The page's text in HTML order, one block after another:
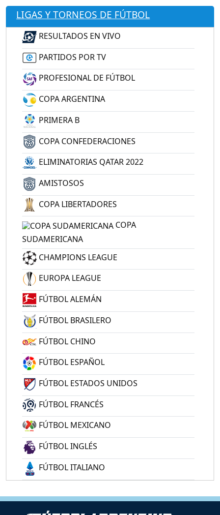
LIGAS Y TORNEOS DE FÚTBOL
RESULTADOS EN VIVO
PARTIDOS POR TV
PROFESIONAL DE FÚTBOL
COPA ARGENTINA
PRIMERA B
COPA CONFEDERACIONES
ELIMINATORIAS QATAR 2022
AMISTOSOS
COPA LIBERTADORES
COPA
SUDAMERICANA
CHAMPIONS LEAGUE
EUROPA LEAGUE
FÚTBOL ALEMÁN
FÚTBOL BRASILERO
FÚTBOL CHINO
FÚTBOL ESPAÑOL
FÚTBOL ESTADOS UNIDOS
FÚTBOL FRANCÉS
FÚTBOL MEXICANO
FÚTBOL INGLÉS
FÚTBOL ITALIANO